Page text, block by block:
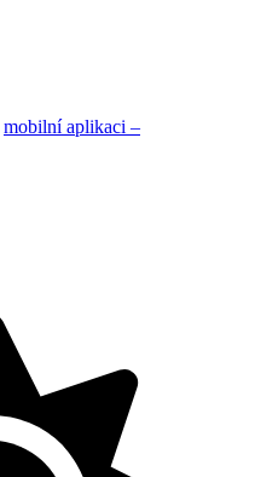
mobilní aplikaci –